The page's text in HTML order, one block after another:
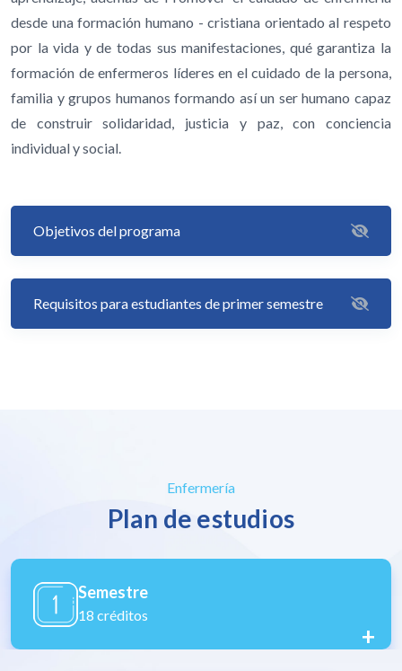
desde una formación humano - cristiana orientado al respeto
por la vida y de todas sus manifestaciones, qué garantiza la
formación de enfermeros líderes en el cuidado de la persona,
familia y grupos humanos formando así un ser humano capaz
de construir solidaridad, justicia y paz, con conciencia
individual y social.
Objetivos del programa
Requisitos para estudiantes de primer semestre
Enfermería
Plan de estudios
Semestre
18 créditos